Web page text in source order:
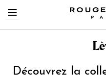
Découvrez la